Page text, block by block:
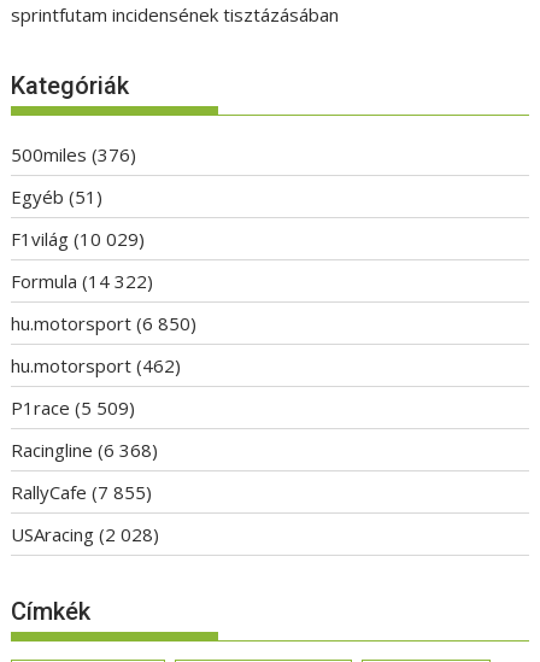
sprintfutam incidensének tisztázásában
Kategóriák
500miles (376)
Egyéb (51)
F1világ (10 029)
Formula (14 322)
hu.motorsport (6 850)
hu.motorsport (462)
P1race (5 509)
Racingline (6 368)
RallyCafe (7 855)
USAracing (2 028)
Címkék